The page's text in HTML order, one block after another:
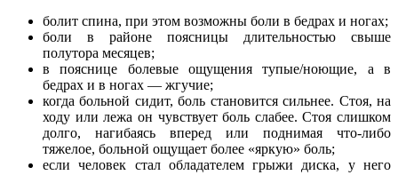
болит спина, при этом возможны боли в бедрах и ногах;
боли в районе поясницы длительностью свыше
полутора месяцев;
в пояснице болевые ощущения тупые/ноющие, а в
бедрах и в ногах — жгучие;
когда больной сидит, боль становится сильнее. Стоя, на
ходу или лежа он чувствует боль слабее. Стоя слишком
долго, нагибаясь вперед или поднимая что-либо
тяжелое, больной ощущает более «яркую» боль;
если человек стал обладателем грыжи диска, у него